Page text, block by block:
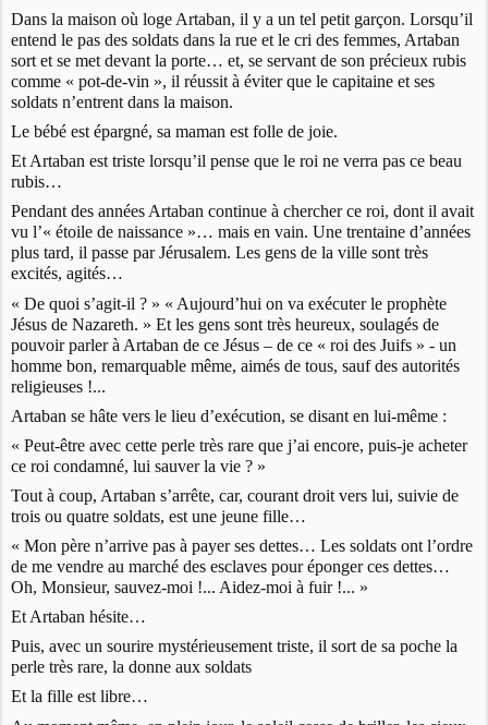
Dans la maison où loge Artaban, il y a un tel petit garçon. Lorsqu’il
entend le pas des soldats dans la rue et le cri des femmes, Artaban
sort et se met devant la porte… et, se servant de son précieux rubis
comme « pot-de-vin », il réussit à éviter que le capitaine et ses
soldats n’entrent dans la maison.
Le bébé est épargné, sa maman est folle de joie.
Et Artaban est triste lorsqu’il pense que le roi ne verra pas ce beau
rubis…
Pendant des années Artaban continue à chercher ce roi, dont il avait
vu l’« étoile de naissance »… mais en vain. Une trentaine d’années
plus tard, il passe par Jérusalem. Les gens de la ville sont très
excités, agités…
« De quoi s’agit-il ? » « Aujourd’hui on va exécuter le prophète
Jésus de Nazareth. » Et les gens sont très heureux, soulagés de
pouvoir parler à Artaban de ce Jésus – de ce « roi des Juifs » - un
homme bon, remarquable même, aimés de tous, sauf des autorités
religieuses !...
Artaban se hâte vers le lieu d’exécution, se disant en lui-même :
« Peut-être avec cette perle très rare que j’ai encore, puis-je acheter
ce roi condamné, lui sauver la vie ? »
Tout à coup, Artaban s’arrête, car, courant droit vers lui, suivie de
trois ou quatre soldats, est une jeune fille…
« Mon père n’arrive pas à payer ses dettes… Les soldats ont l’ordre
de me vendre au marché des esclaves pour éponger ces dettes…
Oh, Monsieur, sauvez-moi !... Aidez-moi à fuir !... »
Et Artaban hésite…
Puis, avec un sourire mystérieusement triste, il sort de sa poche la
perle très rare, la donne aux soldats
Et la fille est libre…